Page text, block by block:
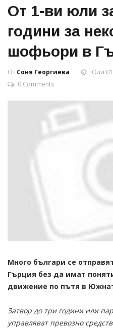
От 1-ви юли
години за
шофьори в
От Соня Георгиева
Юли 01,
0 Comments
Много българи се
Гърция без да имат
движение по пътя в
Затвор до три години или
управляват превозно